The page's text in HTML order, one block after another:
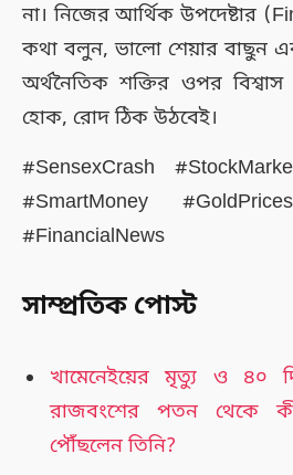
না। নিজের আর্থিক উপদেষ্টার
কথা বলুন, ভালো শেয়ার বাছুন
অর্থনৈতিক শক্তির ওপর
হোক, রোদ ঠিক উঠবেই।
#SensexCrash
#SmartMoney
#FinancialNews
সাম্প্রতিক পোস্ট
খামেনেইয়ের মৃত্যু ও ৪০
রাজবংশের পতন থেকে
পৌঁছলেন তিনি?